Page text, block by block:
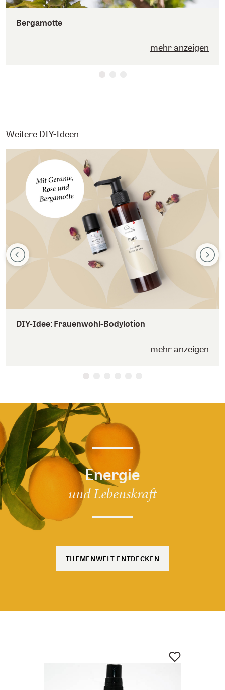
Bergamotte
mehr anzeigen
Weitere DIY-Ideen
DIY-Idee: Frauenwohl-Bodylotion
mehr anzeigen
Energie
und Lebenskraft
THEMENWELT ENTDECKEN